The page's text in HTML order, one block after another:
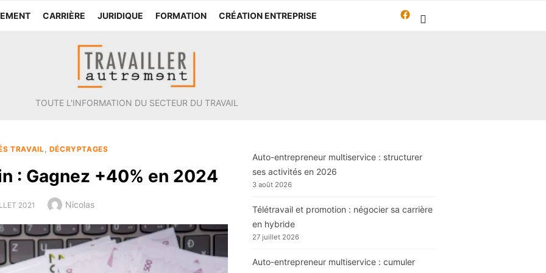
CARRIÈRE JURIDIQUE FORMATION CRÉATION ENTREPRISE
Travailleur-
TOUTE L'INFORMATION DU SECTEUR DU TRAVAIL
TRAVAIL, DÉCRYPTAGES
: Gagnez +40% en 2024
2021 Author
Nicolas
Auto-entrepreneur multiservice : structurer
ses activités en 2026
3 août 2026
Télétravail et promotion : négocier sa carrière
en hybride
27 juillet 2026
Auto-entrepreneur multiservice : cumuler